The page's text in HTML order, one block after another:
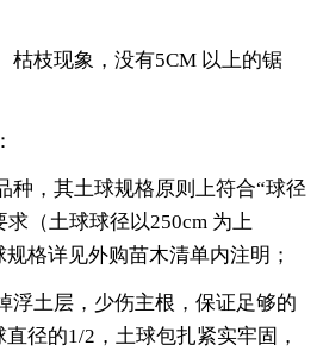
枯枝现象，没有5CM 以上的锯
种，其土球规格原则上符合“球径
求（土球球径以250cm 为上
格详见外购苗木清单内注明；
浮土层，少伤主根，保证足够的
径的1/2，土球包扎紧实牢固，